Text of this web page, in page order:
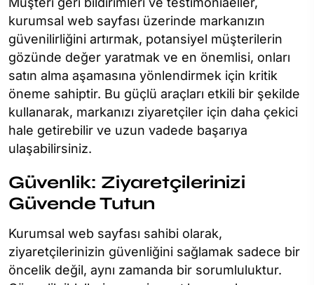
kurumsal web sayfası üzerinde markanızın
güvenilirliğini artırmak, potansiyel müşterilerin
gözünde değer yaratmak ve en önemlisi, onları
satın alma aşamasına yönlendirmek için kritik
öneme sahiptir. Bu güçlü araçları etkili bir şekilde
kullanarak, markanızı ziyaretçiler için daha çekici
hale getirebilir ve uzun vadede başarıya
ulaşabilirsiniz.
Güvenlik: Ziyaretçilerinizi
Güvende Tutun
Kurumsal web sayfası sahibi olarak,
ziyaretçilerinizin güvenliğini sağlamak sadece bir
öncelik değil, aynı zamanda bir sorumluluktur.